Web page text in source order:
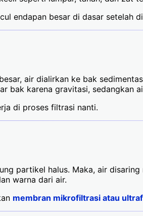
endapan besar di dasar setelah
air dialirkan ke bak
bak karena gravitasi, sedangkan
di proses filtrasi nanti.
partikel halus. Maka, air
warna dari air.
membran mikrofiltrasi atau